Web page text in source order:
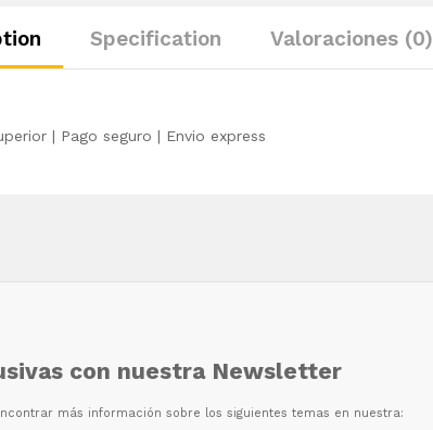
Specification Valoraciones (0)
| Pago seguro | Envio express
con nuestra Newsletter
más información sobre los siguientes temas en nuestra: